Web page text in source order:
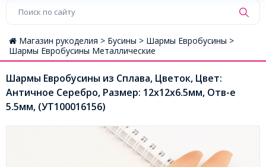
Магазин рукоделия > Бусины > Шармы Евробусины >
Шармы Евробусины Металлические
Шармы Евробусины из Сплава, Цветок, Цвет:
Античное Серебро, Размер: 12x12x6.5мм, Отв-е
5.5мм, (УТ100016156)